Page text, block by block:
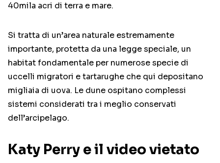
40mila acri di terra e mare.
Si tratta di un’area naturale estremamente
importante, protetta da una legge speciale, un
habitat fondamentale per numerose specie di
uccelli migratori e tartarughe che qui depositano
migliaia di uova. Le dune ospitano complessi
sistemi considerati tra i meglio conservati
dell’arcipelago.
Katy Perry e il video vietato